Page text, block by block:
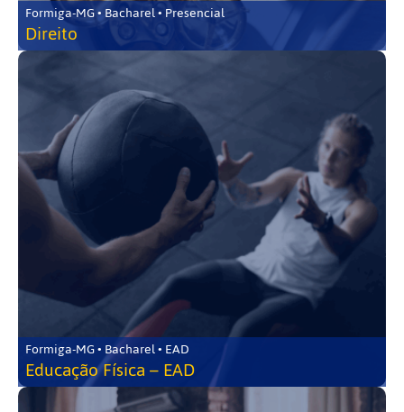
Formiga-MG • Bacharel • Presencial
Direito
Formiga-MG • Bacharel • EAD
Educação Física – EAD